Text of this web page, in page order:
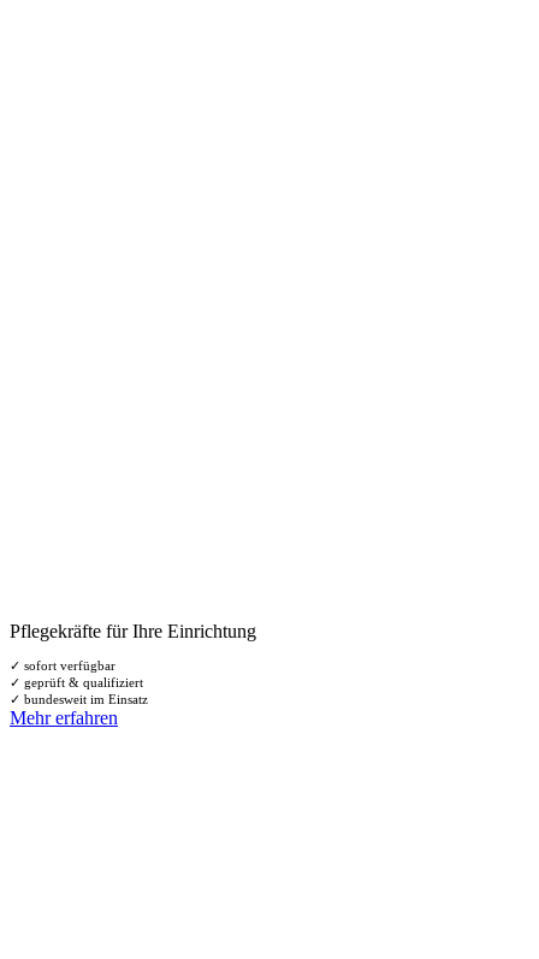
Pflegekräfte für Ihre Einrichtung
✓ sofort verfügbar
✓ geprüft & qualifiziert
✓ bundesweit im Einsatz
Mehr erfahren